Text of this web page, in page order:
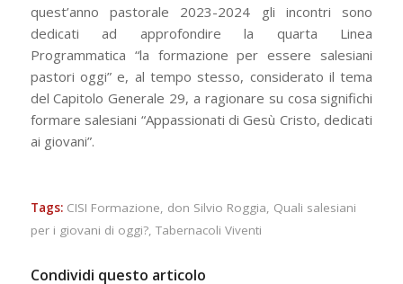
quest’anno pastorale 2023-2024 gli incontri sono
dedicati ad approfondire la quarta Linea
Programmatica “la formazione per essere salesiani
pastori oggi” e, al tempo stesso, considerato il tema
del Capitolo Generale 29, a ragionare su cosa significhi
formare salesiani “Appassionati di Gesù Cristo, dedicati
ai giovani”.
Tags: CISI Formazione, don Silvio Roggia, Quali salesiani
per i giovani di oggi?, Tabernacoli Viventi
Condividi questo articolo